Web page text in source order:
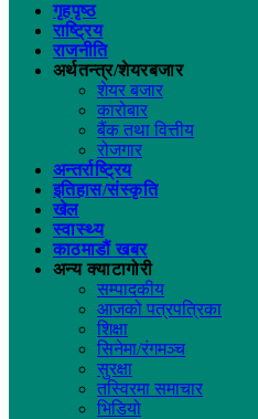
गृहपृष्ठ
राष्ट्रिय
राजनीति
अर्थतन्त्र/शेयरबजार
शेयर बजार
कारोबार
बैंक तथा वित्तीय
रोजगार
अन्तर्राष्ट्रिय
इतिहास/संस्कृति
खेल
स्वास्थ्य
काठमाडौं खबर
अन्य क्याटागोरी
सम्पादकीय
आजको पत्रपत्रिका
शिक्षा
सिनेमा/रंगमञ्च
सुरक्षा
तस्विरमा समाचार
भिडियो